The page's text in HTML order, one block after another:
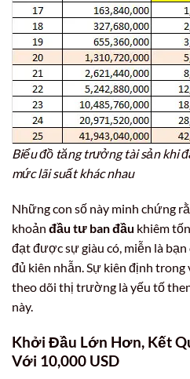
Biểu đồ tăng trưởng tài sản khi
mức lãi suất khác nhau
Những con số này minh chứng
khoản đầu tư ban đầu khiêm
đạt được sự giàu có, miễn là
đủ kiên nhẫn. Sự kiên định
theo dõi thị trường là yếu tố
này.
Khởi Đầu Lớn Hơn, Kết
Với 10,000 USD